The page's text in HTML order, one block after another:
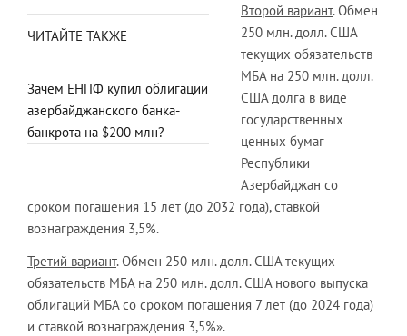
ЧИТАЙТЕ ТАКЖЕ
Зачем ЕНПФ купил облигации
азербайджанского банка-
банкрота на $200 млн?
Второй вариант. Обмен
250 млн. долл. США
текущих обязательств
МБА на 250 млн. долл.
США долга в виде
государственных
ценных бумаг
Республики
Азербайджан со
сроком погашения 15 лет (до 2032 года), ставкой
вознаграждения 3,5%.
Третий вариант. Обмен 250 млн. долл. США текущих
обязательств МБА на 250 млн. долл. США нового выпуска
облигаций МБА со сроком погашения 7 лет (до 2024 года)
и ставкой вознаграждения 3,5%».